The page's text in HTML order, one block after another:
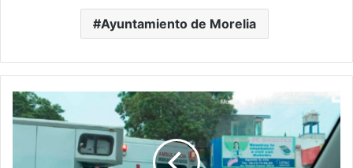
Ayuntamiento de Morelia
#Morelia
Moto